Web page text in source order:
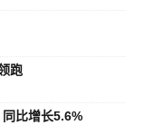
跑
比增长5.6%